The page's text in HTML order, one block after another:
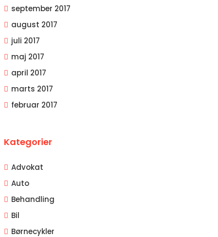
september 2017
august 2017
juli 2017
maj 2017
april 2017
marts 2017
februar 2017
Kategorier
Advokat
Auto
Behandling
Bil
Børnecykler